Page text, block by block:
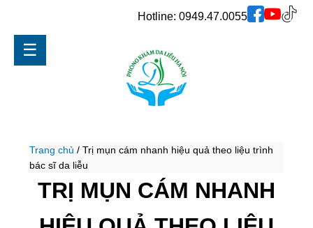
Hotline: 0949.47.0055
☰
Trang chủ /Trị mụn cám nhanh hiệu quả theo liệu trình
bác sĩ da liễu
TRỊ MỤN CÁM NHANH